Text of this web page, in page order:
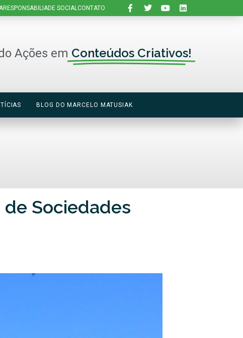
RESPONSABILIADE SOCIAL CONTATO
Ações em Conteúdos Criativos!
BLOG DO MARCELO MATUSIAK
de Sociedades